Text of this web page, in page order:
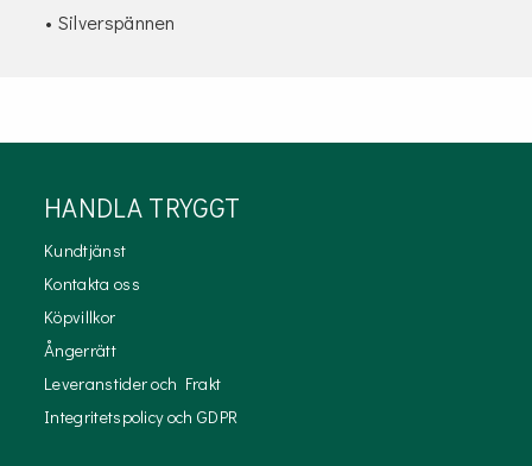
• Silverspännen
HANDLA TRYGGT
Kundtjänst
Kontakta oss
Köpvillkor
Ångerrätt
Leveranstider och Frakt
Integritetspolicy och GDPR